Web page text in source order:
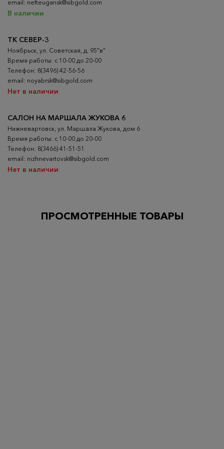
ТК СЕВЕР-3
Ноябрьск, ул. Советская, д. 95"в"
Время работы: с 10-00 до 20-00
Телефон: 8(3496) 42-56-56
email: noyabrsk@sibgold.com
Нет в наличии
email: nefteugansk@sibgold.com
В наличии
САЛОН НА МАРШАЛА ЖУКОВА 6
Нижневартовск, ул. Маршала Жукова, дом 6
Время работы: с 10-00 до 20-00
Телефон: 8(3466) 41-51-51
email: nizhnevartovsk@sibgold.com
Нет в наличии
ПРОСМОТРЕННЫЕ ТОВАРЫ